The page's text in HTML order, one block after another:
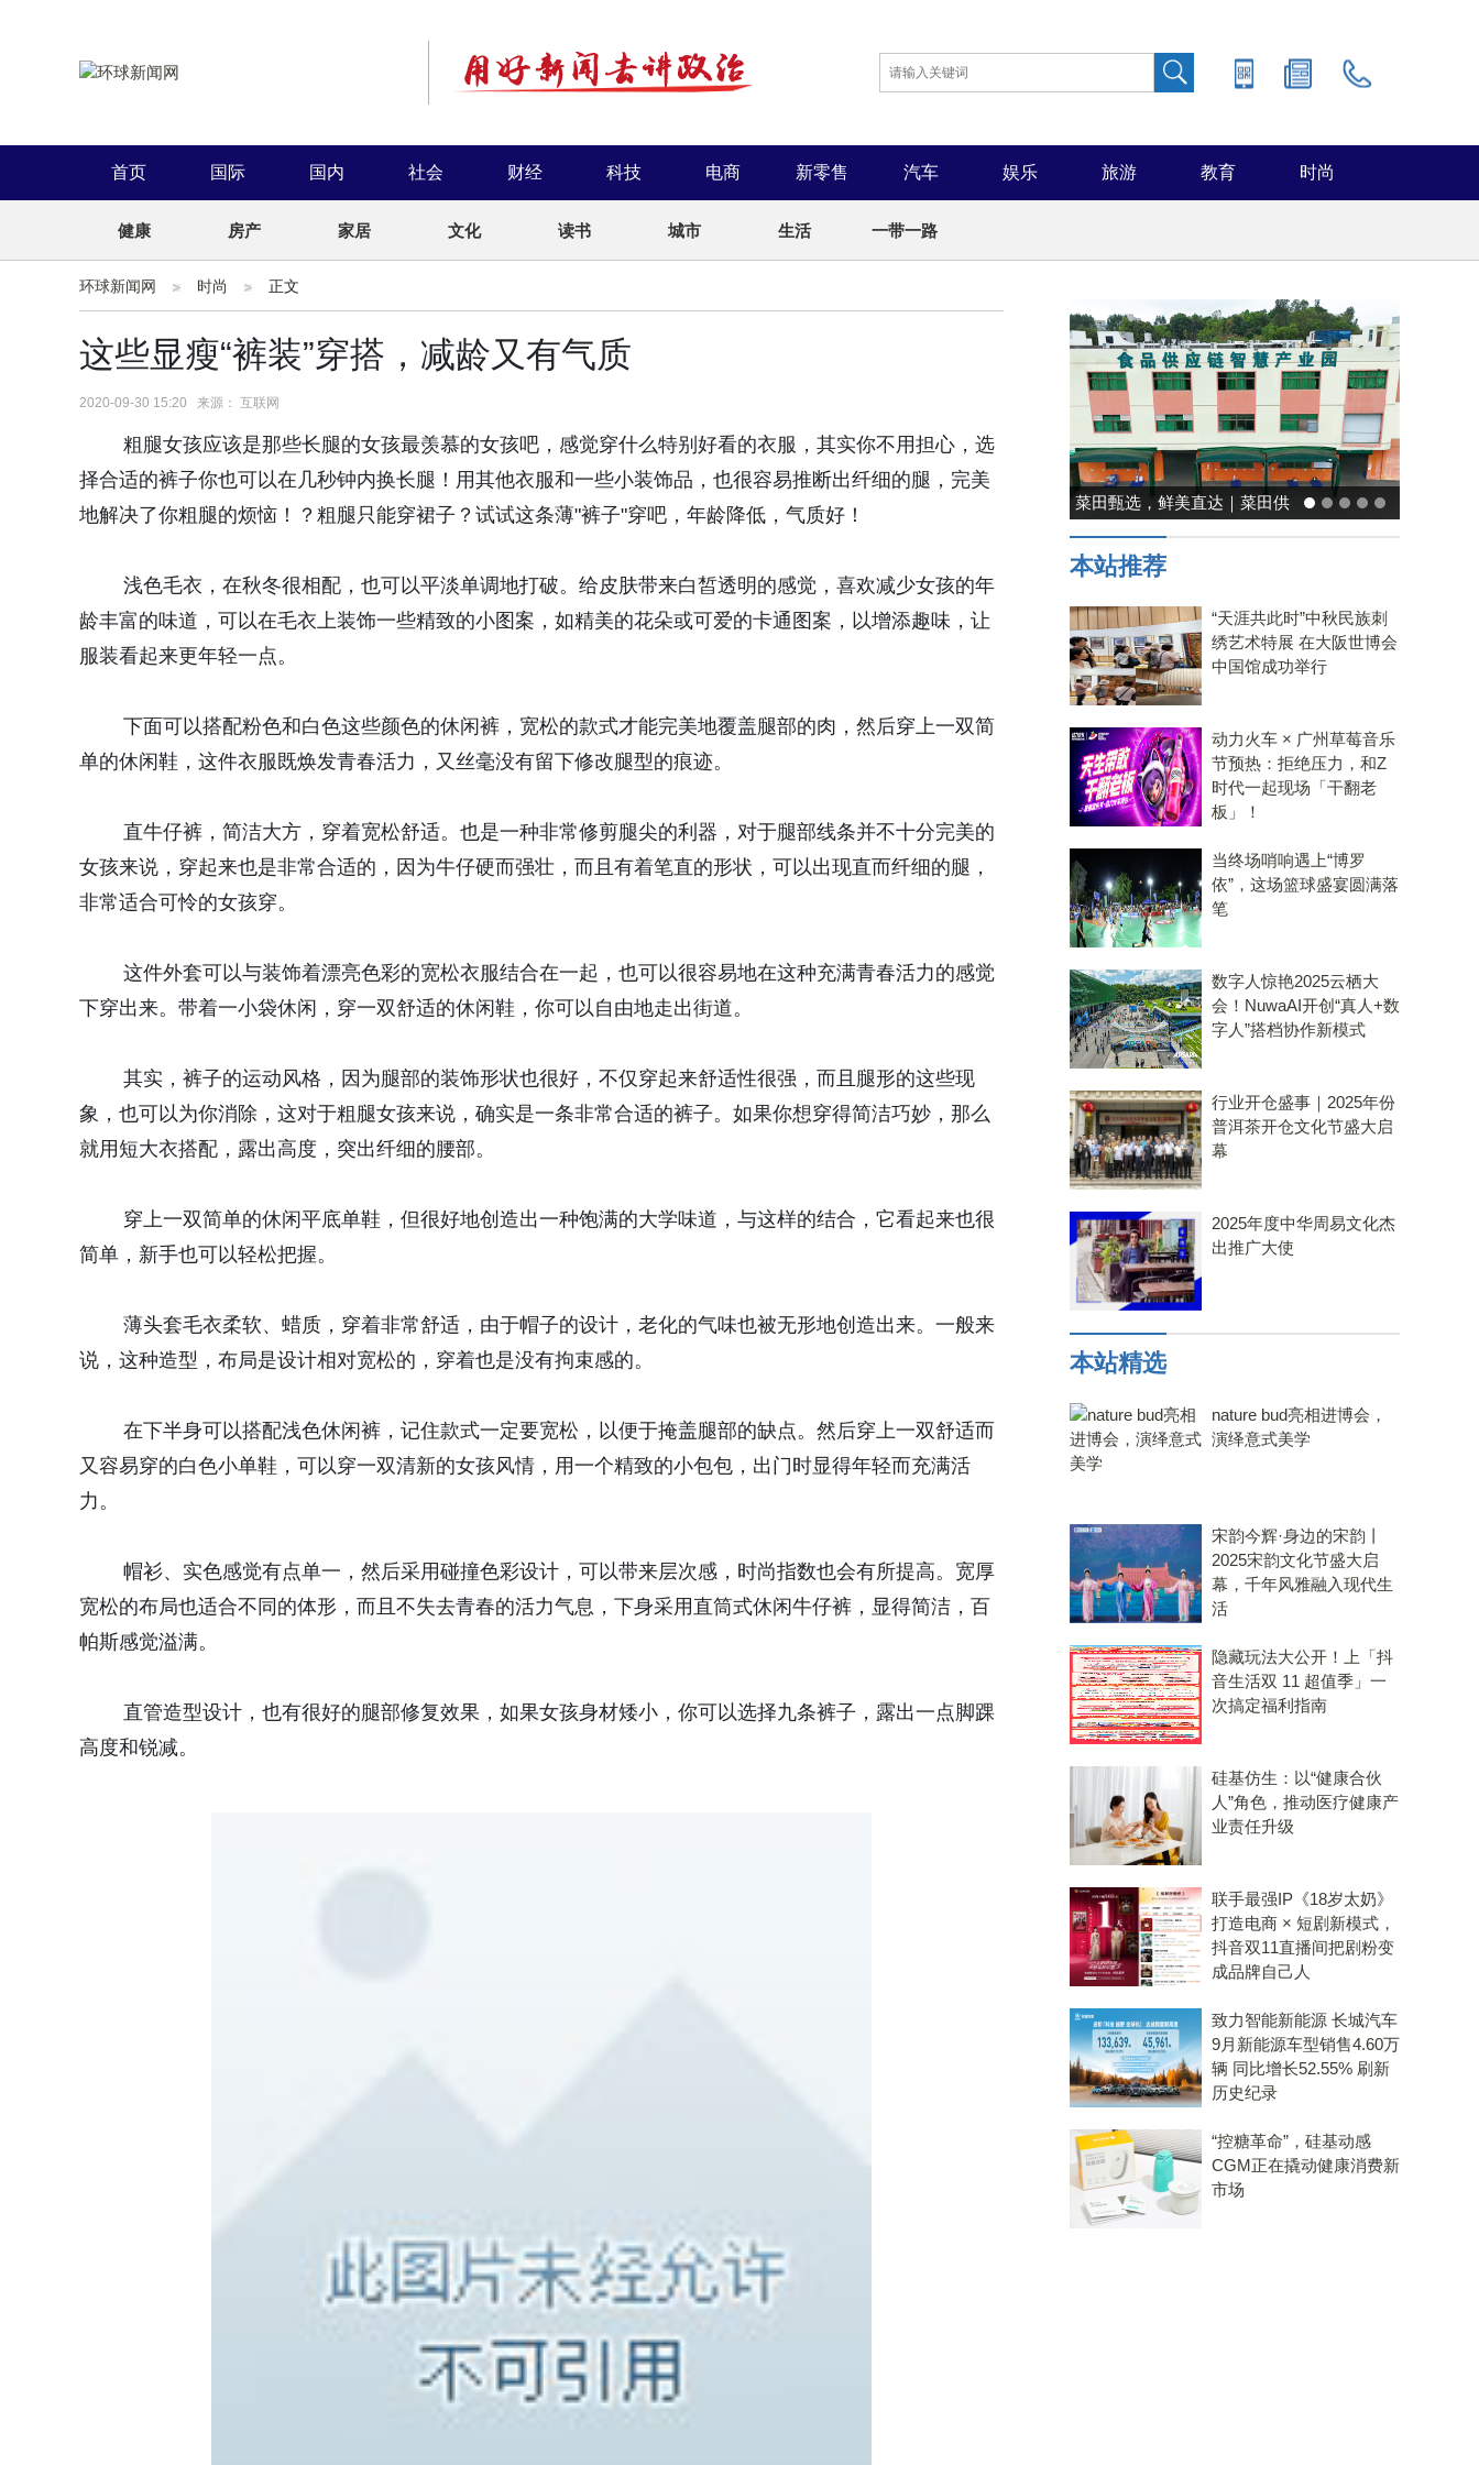
首页 国际 国内 社会 财经 科技 电商 新零售 汽车 娱乐 旅游 教育 时尚
健康 房产 家居 文化 读书 城市 生活 一带一路
环球新闻网 时尚 正文
这些显瘦“裤装”穿搭，减龄又有气质
2020-09-30 15:20 来源： 互联网
粗腿女孩应该是那些长腿的女孩最羡慕的女孩吧，感觉穿什么特别好看的衣服，其实你不用担心，选
择合适的裤子你也可以在几秒钟内换长腿！用其他衣服和一些小装饰品，也很容易推断出纤细的腿，完美
地解决了你粗腿的烦恼！？粗腿只能穿裙子？试试这条薄"裤子"穿吧，年龄降低，气质好！
浅色毛衣，在秋冬很相配，也可以平淡单调地打破。给皮肤带来白皙透明的感觉，喜欢减少女孩的年
龄丰富的味道，可以在毛衣上装饰一些精致的小图案，如精美的花朵或可爱的卡通图案，以增添趣味，让
服装看起来更年轻一点。
下面可以搭配粉色和白色这些颜色的休闲裤，宽松的款式才能完美地覆盖腿部的肉，然后穿上一双简
单的休闲鞋，这件衣服既焕发青春活力，又丝毫没有留下修改腿型的痕迹。
直牛仔裤，简洁大方，穿着宽松舒适。也是一种非常修剪腿尖的利器，对于腿部线条并不十分完美的
女孩来说，穿起来也是非常合适的，因为牛仔硬而强壮，而且有着笔直的形状，可以出现直而纤细的腿，
非常适合可怜的女孩穿。
这件外套可以与装饰着漂亮色彩的宽松衣服结合在一起，也可以很容易地在这种充满青春活力的感觉
下穿出来。带着一小袋休闲，穿一双舒适的休闲鞋，你可以自由地走出街道。
其实，裤子的运动风格，因为腿部的装饰形状也很好，不仅穿起来舒适性很强，而且腿形的这些现
象，也可以为你消除，这对于粗腿女孩来说，确实是一条非常合适的裤子。如果你想穿得简洁巧妙，那么
就用短大衣搭配，露出高度，突出纤细的腰部。
穿上一双简单的休闲平底单鞋，但很好地创造出一种饱满的大学味道，与这样的结合，它看起来也很
简单，新手也可以轻松把握。
薄头套毛衣柔软、蜡质，穿着非常舒适，由于帽子的设计，老化的气味也被无形地创造出来。一般来
说，这种造型，布局是设计相对宽松的，穿着也是没有拘束感的。
在下半身可以搭配浅色休闲裤，记住款式一定要宽松，以便于掩盖腿部的缺点。然后穿上一双舒适而
又容易穿的白色小单鞋，可以穿一双清新的女孩风情，用一个精致的小包包，出门时显得年轻而充满活
力。
帽衫、实色感觉有点单一，然后采用碰撞色彩设计，可以带来层次感，时尚指数也会有所提高。宽厚
宽松的布局也适合不同的体形，而且不失去青春的活力气息，下身采用直筒式休闲牛仔裤，显得简洁，百
帕斯感觉溢满。
直管造型设计，也有很好的腿部修复效果，如果女孩身材矮小，你可以选择九条裤子，露出一点脚踝
高度和锐减。
菜田甄选，鲜美直达｜菜田供
应链，重塑净菜新鲜标准
本站推荐
“天涯共此时”中秋民族刺
绣艺术特展 在大阪世博会
中国馆成功举行
动力火车 × 广州草莓音乐
节预热：拒绝压力，和Z
时代一起现场「干翻老
板」！
当终场哨响遇上“博罗
依”，这场篮球盛宴圆满落
笔
数字人惊艳2025云栖大
会！NuwaAI开创“真人+数
字人”搭档协作新模式
行业开仓盛事｜2025年份
普洱茶开仓文化节盛大启
幕
2025年度中华周易文化杰
出推广大使
本站精选
nature bud亮相进博会，
演绎意式美学
宋韵今辉·身边的宋韵丨
2025宋韵文化节盛大启
幕，千年风雅融入现代生
活
隐藏玩法大公开！上「抖
音生活双 11 超值季」一
次搞定福利指南
硅基仿生：以“健康合伙
人”角色，推动医疗健康产
业责任升级
联手最强IP《18岁太奶》
打造电商 × 短剧新模式，
抖音双11直播间把剧粉变
成品牌自己人
致力智能新能源 长城汽车
9月新能源车型销售4.60万
辆 同比增长52.55% 刷新
历史纪录
“控糖革命”，硅基动感
CGM正在撬动健康消费新
市场